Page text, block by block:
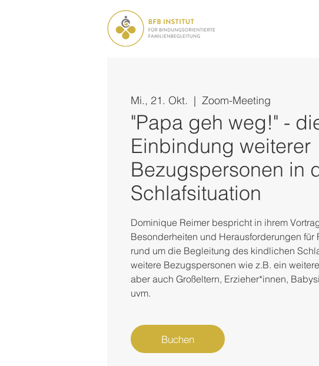
Mi., 21. Okt.
  |
Zoom-Meeting
"Papa geh weg!" -
Einbindung weiterer
Bezugspersonen in
Schlafsituation
Dominique Reimer bespricht in ihrem
Besonderheiten und Herausforderungen für
rund um die Begleitung des kindlichen
weitere Bezugspersonen wie z.B. ein
aber auch Großeltern, Erzieher*innen,
uvm.
Buchen